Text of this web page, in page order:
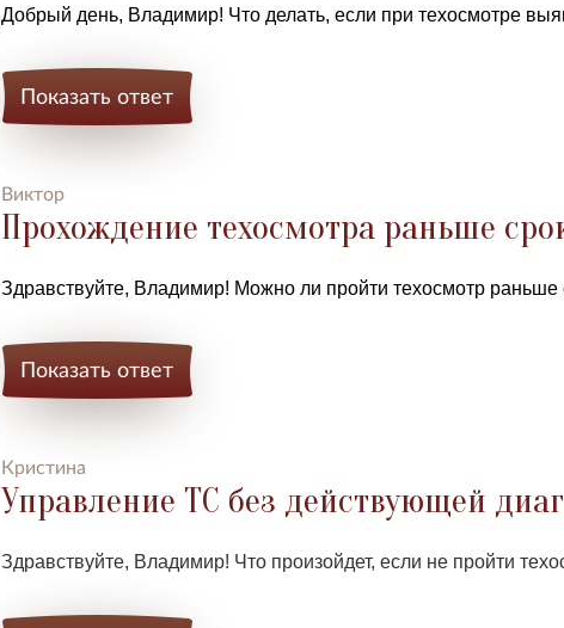
Добрый день, Владимир! Что делать, если при техосмотре
Показать ответ
Виктор
Прохождение техосмотра раньше
Здравствуйте, Владимир! Можно ли пройти техосмотр раньше
Показать ответ
Кристина
Управление ТС без действующей
Здравствуйте, Владимир! Что произойдет, если не пройти